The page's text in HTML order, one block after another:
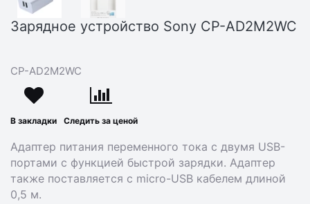
Зарядное устройство Sony CP-AD2M2WC
CP-AD2M2WC
В закладки Следить за ценой
Адаптер питания переменного тока с двумя USB-
портами с функцией быстрой зарядки. Адаптер
также поставляется с micro-USB кабелем длиной
0,5 м.